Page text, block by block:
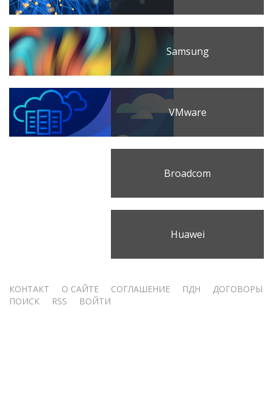
Samsung
VMware
Broadcom
Huawei
Меню
КОНТАКТ О САЙТЕ СОГЛАШЕНИЕ ПДН
ДОГОВОРЫ
ПОИСК
RSS ВОЙТИ